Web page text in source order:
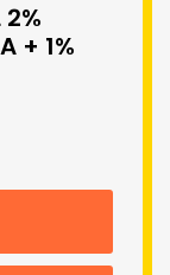
2%
+ 1%